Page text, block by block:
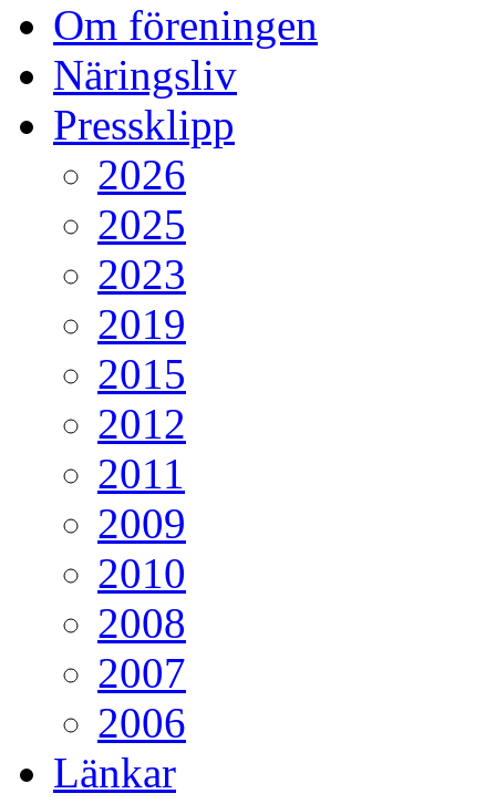
Om föreningen
Näringsliv
Pressklipp
2026
2025
2023
2019
2015
2012
2011
2009
2010
2008
2007
2006
Länkar